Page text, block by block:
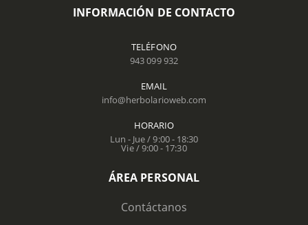
INFORMACIÓN DE CONTACTO
TELÉFONO
943 099 932
EMAIL
info@herbolarioweb.com
HORARIO
Lun - Jue / 9:00 - 18:30
Vie / 9:00 - 17:30
ÁREA PERSONAL
Contáctanos